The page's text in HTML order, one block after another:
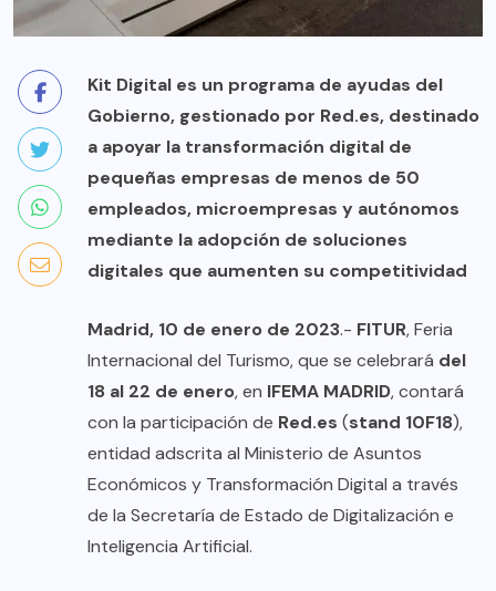
Kit Digital es un programa de ayudas del
Gobierno, gestionado por Red.es, destinado
a apoyar la transformación digital de
pequeñas empresas de menos de 50
empleados, microempresas y autónomos
mediante la adopción de soluciones
digitales que aumenten su competitividad
Madrid, 10 de enero de 2023.- FITUR, Feria
Internacional del Turismo, que se celebrará del
18 al 22 de enero, en IFEMA MADRID, contará
con la participación de Red.es (stand 10F18),
entidad adscrita al Ministerio de Asuntos
Económicos y Transformación Digital a través
de la Secretaría de Estado de Digitalización e
Inteligencia Artificial.